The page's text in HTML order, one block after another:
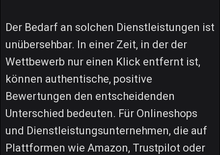
Der Bedarf an solchen Dienstleistungen ist
unübersehbar. In einer Zeit, in der der
Wettbewerb nur einen Klick entfernt ist,
können authentische, positive
Bewertungen den entscheidenden
Unterschied bedeuten. Für Onlineshops
und Dienstleistungsunternehmen, die auf
Plattformen wie Amazon, Trustpilot oder